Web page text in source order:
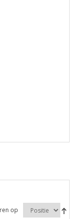
op